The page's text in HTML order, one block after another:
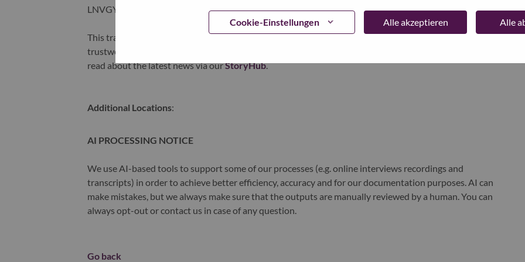
Cookie-Einstellungen Alle akzeptieren Alle
LNVGY).
This transformation together with Lenovo’s world-changing innovation is building a more inclusive,
trustworthy, and smarter future for everyone, everywhere. To find out more visit
read about the latest news via ourStoryHub.
Additional Locations:
AI PROCESSING NOTICE
We use AI-based tools to support some of our processes (e.g. online interviews recordings and
transcripts) in order to achieve better efficiency, accuracy and for our documentation purposes. AI can
make mistakes, but we always make sure that the outputs are manually reviewed by a human. You can
always opt-out or contact us in case of any question.
Go back